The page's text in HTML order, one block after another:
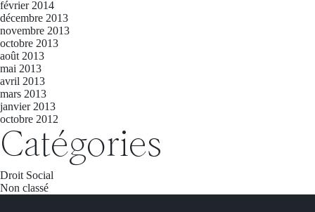
février 2014
décembre 2013
novembre 2013
octobre 2013
août 2013
mai 2013
avril 2013
mars 2013
janvier 2013
octobre 2012
Catégories
Droit Social
Non classé